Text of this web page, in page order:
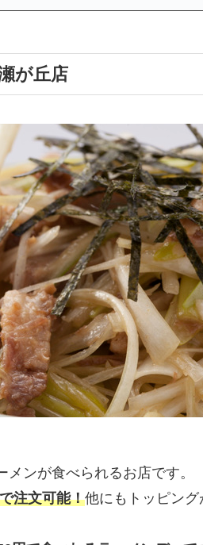
が丘店
ンが食べられるお店です。
注文可能！他にもトッピン